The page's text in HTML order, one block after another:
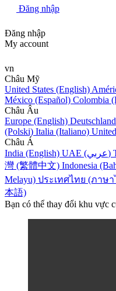
Đăng nhập
Đăng nhập
My account
vn
Châu Mỹ
United States (English)
México (Español) Colombia
Châu Âu
Europe (English)
(Polski) Italia (Italiano)
Châu Á
India (English)
UAE (عربي)
灣 (繁體中文) Indonesia
Melayu) ประเทศไทย (ภาษา
本語)
Bạn có thể thay đổi khu vực